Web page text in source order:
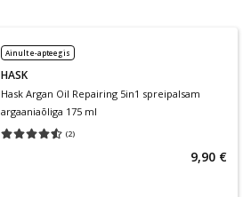
Ainult e-apteegis
HASK
Hask Argan Oil Repairing 5in1 spreipalsam
argaaniaõliga 175 ml
(2)
Keskmine hinnang 4.50
9,90 €